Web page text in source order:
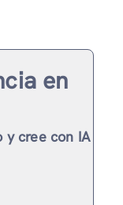
en
y cree con IA